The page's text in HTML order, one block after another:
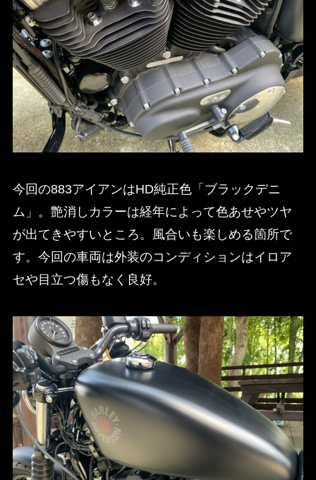
今回の883アイアンはHD純正色「ブラックデニ
ム」。艶消しカラーは経年によって色あせやツヤ
が出てきやすいところ。風合いも楽しめる箇所で
す。今回の車両は外装のコンディションはイロア
セや目立つ傷もなく良好。